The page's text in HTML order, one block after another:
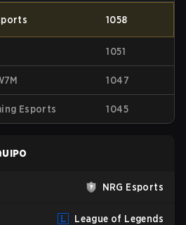
1058
1051
1047
Esports 1045
NRG Esports
League of Legends